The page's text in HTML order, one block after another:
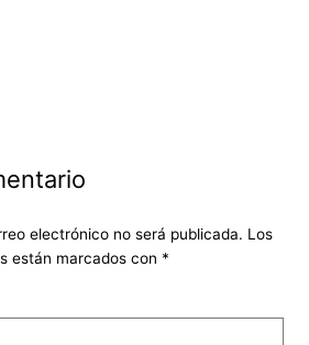
electrónico no será publicada. Los
están marcados con *